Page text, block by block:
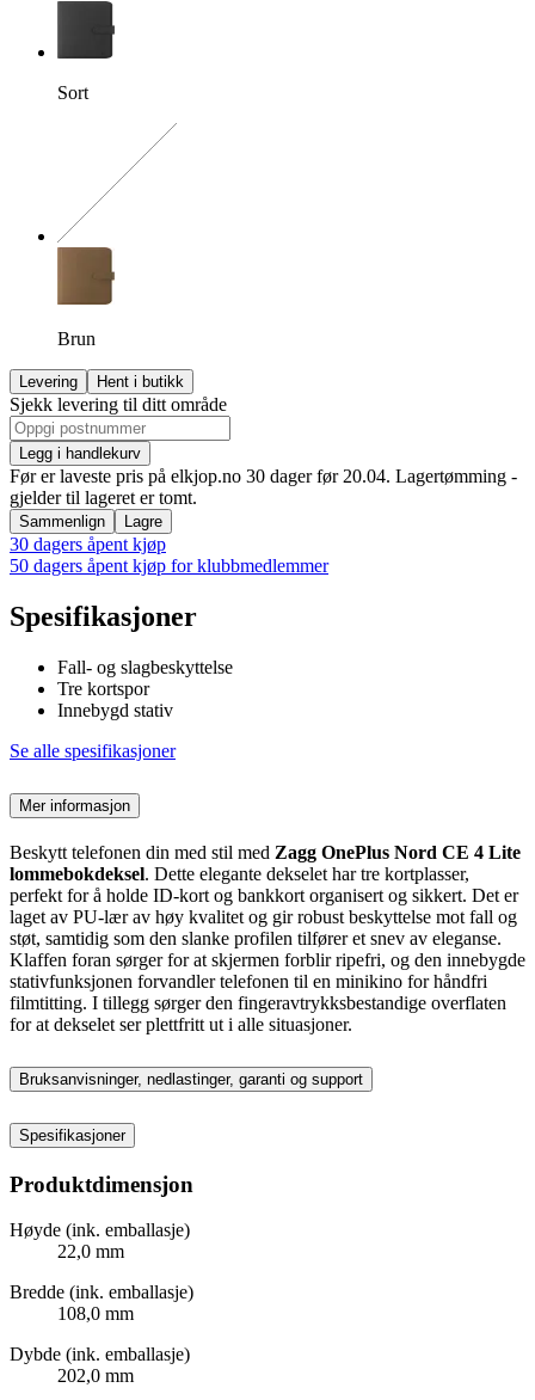
Sort
Brun
Levering Hent i butikk
Sjekk levering til ditt område
Legg i handlekurv
Før er laveste pris på elkjop.no 30 dager før 20.04. Lagertømming -
gjelder til lageret er tomt.
Sammenlign Lagre
30 dagers åpent kjøp
50 dagers åpent kjøp for klubbmedlemmer
Spesifikasjoner
Fall- og slagbeskyttelse
Tre kortspor
Innebygd stativ
Se alle spesifikasjoner
Mer informasjon
Beskytt telefonen din med stil med Zagg OnePlus Nord CE 4 Lite
lommebokdeksel. Dette elegante dekselet har tre kortplasser,
perfekt for å holde ID-kort og bankkort organisert og sikkert. Det er
laget av PU-lær av høy kvalitet og gir robust beskyttelse mot fall og
støt, samtidig som den slanke profilen tilfører et snev av eleganse.
Klaffen foran sørger for at skjermen forblir ripefri, og den innebygde
stativfunksjonen forvandler telefonen til en minikino for håndfri
filmtitting. I tillegg sørger den fingeravtrykksbestandige overflaten
for at dekselet ser plettfritt ut i alle situasjoner.
Bruksanvisninger, nedlastinger, garanti og support
Spesifikasjoner
Produktdimensjon
Høyde (ink. emballasje)
22,0 mm
Bredde (ink. emballasje)
108,0 mm
Dybde (ink. emballasje)
202,0 mm